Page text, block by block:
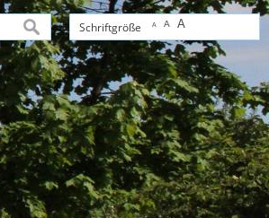
Schriftgröße A A A
suchen